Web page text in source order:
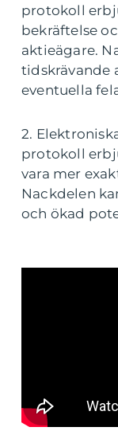
protokoll
bekräftelse
aktieägare.
tidskrävande
eventuella
2.
protokoll
vara mer
Nackdelen
och ökad